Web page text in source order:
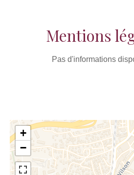
Mentions
Pas d'informations
+
−